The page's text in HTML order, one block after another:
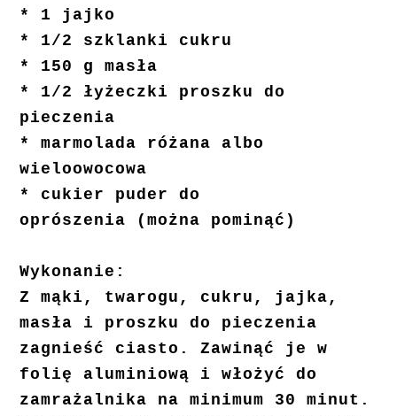
* 1 jajko
* 1/2 szklanki cukru
* 150 g masła
* 1/2 łyżeczki proszku do
pieczenia
* marmolada różana albo
wieloowocowa
* cukier puder do
oprószenia (można pominąć)
Wykonanie:
Z mąki, twarogu, cukru, jajka,
masła i proszku do pieczenia
zagnieść ciasto. Zawinąć je w
folię aluminiową i włożyć do
zamrażalnika na minimum 30 minut.